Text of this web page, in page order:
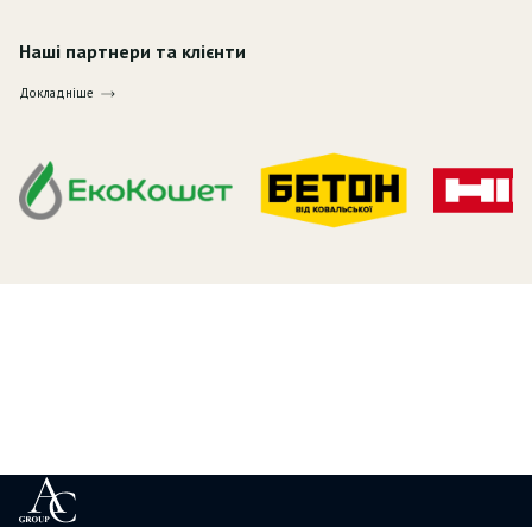
Наші партнери та клієнти
Докладніше